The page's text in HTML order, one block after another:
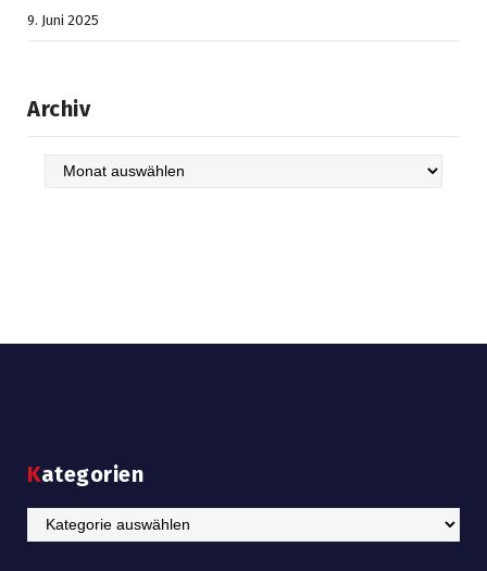
9. Juni 2025
Archiv
Archiv
Kategorien
Kategorien